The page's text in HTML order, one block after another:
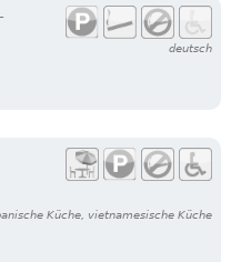
deutsch
Küche, vietnamesische Küche